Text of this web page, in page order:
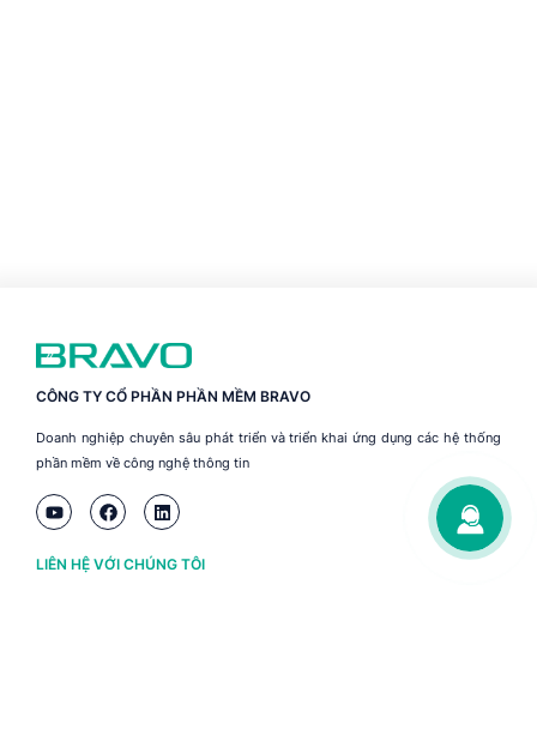
CÔNG TY CỔ PHẦN PHẦN MỀM BRAVO
Doanh nghiệp chuyên sâu phát triển và triển khai ứng dụng các hệ thống
phần mềm về công nghệ thông tin
LIÊN HỆ VỚI CHÚNG TÔI